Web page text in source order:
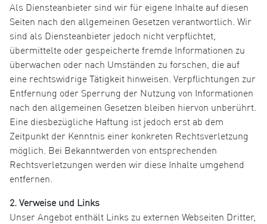
Als Diensteanbieter sind wir für eigene Inhalte auf diesen
Seiten nach den allgemeinen Gesetzen verantwortlich. Wir
sind als Diensteanbieter jedoch nicht verpflichtet,
übermittelte oder gespeicherte fremde Informationen zu
überwachen oder nach Umständen zu forschen, die auf
eine rechtswidrige Tätigkeit hinweisen. Verpflichtungen zur
Entfernung oder Sperrung der Nutzung von Informationen
nach den allgemeinen Gesetzen bleiben hiervon unberührt.
Eine diesbezügliche Haftung ist jedoch erst ab dem
Zeitpunkt der Kenntnis einer konkreten Rechtsverletzung
möglich. Bei Bekanntwerden von entsprechenden
Rechtsverletzungen werden wir diese Inhalte umgehend
entfernen.
2. Verweise und Links
Unser Angebot enthält Links zu externen Webseiten Dritter,